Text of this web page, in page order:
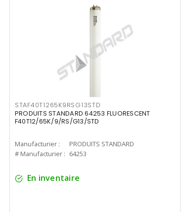
STAF40T1265K9RSG13STD
PRODUITS STANDARD 64253 FLUORESCENT
F40T12/65K/9/RS/G13/STD
Manufacturier :
PRODUITS STANDARD
# Manufacturier : 64253
En inventaire